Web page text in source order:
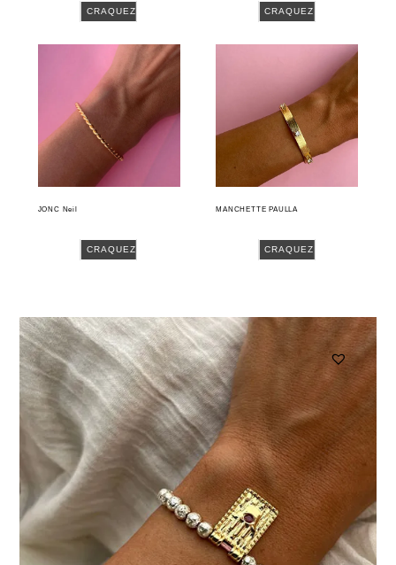
CRAQUEZ CRAQUEZ
JONC Neil
CRAQUEZ
MANCHETTE PAULLA
CRAQUEZ